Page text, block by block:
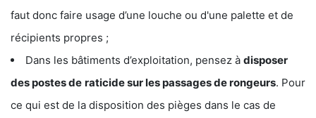
faut donc faire usage d’une louche ou d'une palette et de
récipients propres ;
Dans les bâtiments d’exploitation, pensez à disposer
des postes de raticide sur les passages de rongeurs. Pour
ce qui est de la disposition des pièges dans le cas de